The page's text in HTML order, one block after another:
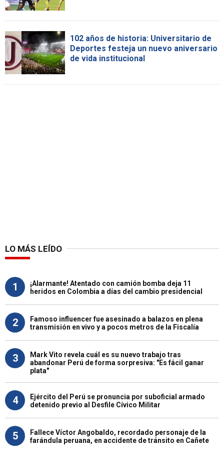
102 años de historia: Universitario de
Deportes festeja un nuevo aniversario
de vida institucional
LO MÁS LEÍDO
1
¡Alarmante! Atentado con camión bomba deja 11
heridos en Colombia a días del cambio presidencial
2
Famoso influencer fue asesinado a balazos en plena
transmisión en vivo y a pocos metros de la Fiscalía
3
Mark Vito revela cuál es su nuevo trabajo tras
abandonar Perú de forma sorpresiva: "Es fácil ganar
plata"
4
Ejército del Perú se pronuncia por suboficial armado
detenido previo al Desfile Cívico Militar
5
Fallece Víctor Angobaldo, recordado personaje de la
farándula peruana, en accidente de tránsito en Cañete